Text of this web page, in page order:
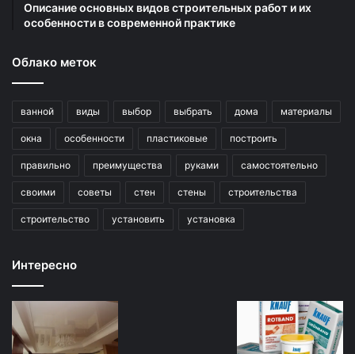
Описание основных видов строительных работ и их
особенности в современной практике
Облако меток
ванной виды выбор выбрать дома материалы
окна особенности пластиковые построить
правильно преимущества руками самостоятельно
своими советы стен стены строительства
строительство установить установка
Интересно